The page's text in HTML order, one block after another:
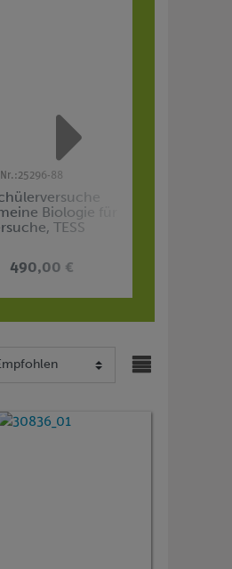
25296-88
Biologie für
TESS
490,00 €